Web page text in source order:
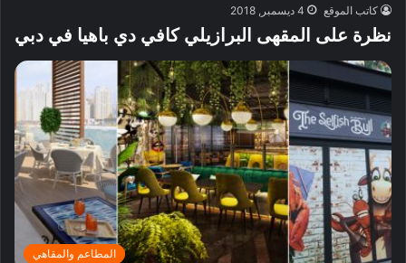
كاتب الموقع 4 ديسمبر, 2018
نظرة على المقهى البرازيلي كافي دي باهيا في دبي
المطاعم والمقاهي